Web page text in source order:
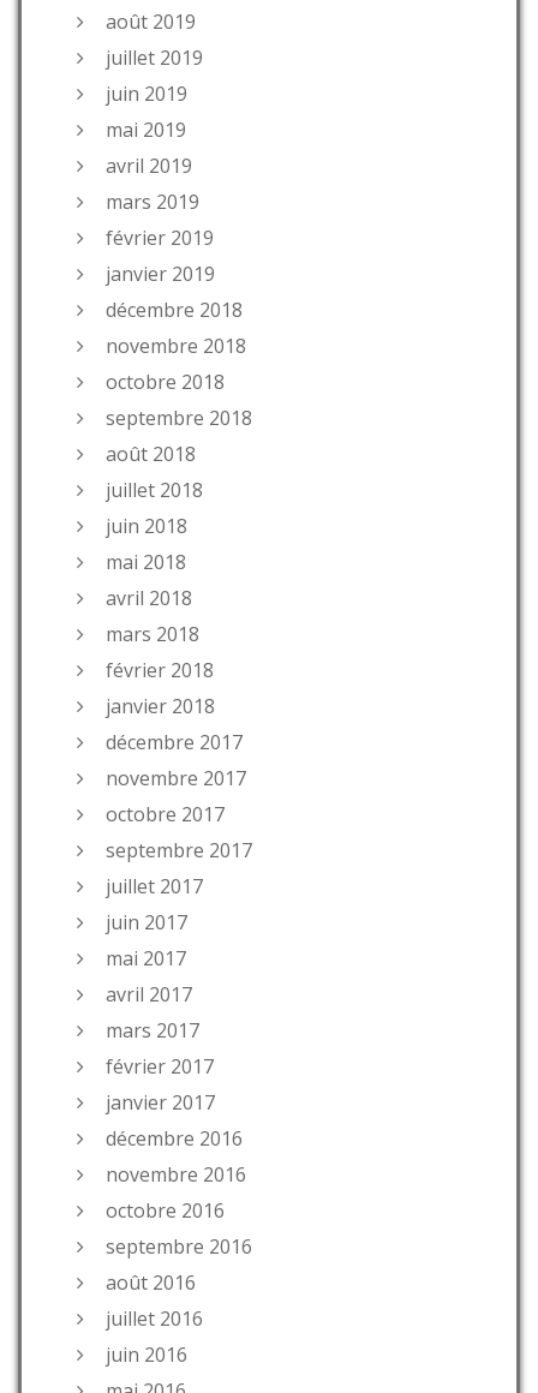
août 2019
juillet 2019
juin 2019
mai 2019
avril 2019
mars 2019
février 2019
janvier 2019
décembre 2018
novembre 2018
octobre 2018
septembre 2018
août 2018
juillet 2018
juin 2018
mai 2018
avril 2018
mars 2018
février 2018
janvier 2018
décembre 2017
novembre 2017
octobre 2017
septembre 2017
juillet 2017
juin 2017
mai 2017
avril 2017
mars 2017
février 2017
janvier 2017
décembre 2016
novembre 2016
octobre 2016
septembre 2016
août 2016
juillet 2016
juin 2016